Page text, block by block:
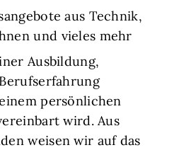
aus Technik,
und vieles mehr
Ausbildung,
persönlichen
wird. Aus
weisen wir auf das